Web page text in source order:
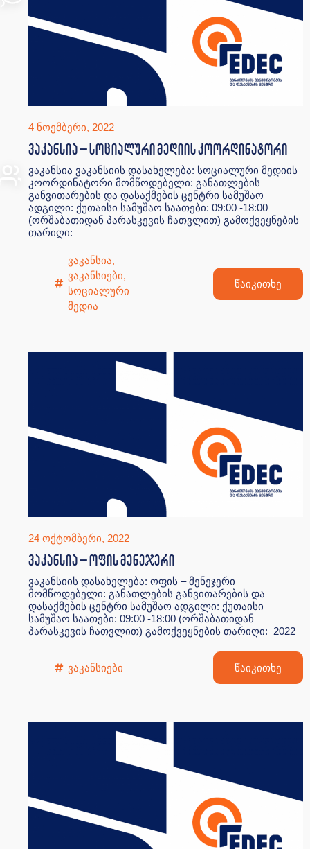
4 ნოემბერი, 2022
ვაკანსია – სოციალური მედიის კოორდინატორი
ვაკანსია ვაკანსიის დასახელება: სოციალური მედიის
კოორდინატორი მომწოდებელი: განათლების
განვითარების და დასაქმების ცენტრი სამუშაო
ადგილი: ქუთაისი სამუშაო საათები: 09:00 -18:00
(ორშაბათიდან პარასკევის ჩათვლით) გამოქვეყნების
თარიღი:
ვაკანსია,
ვაკანსიები,
სოციალური
მედია
წაიკითხე
24 ოქტომბერი, 2022
ვაკანსია – ოფის მენეჯერი
ვაკანსიის დასახელება: ოფის – მენეჯერი
მომწოდებელი: განათლების განვითარების და
დასაქმების ცენტრი სამუშაო ადგილი: ქუთაისი
სამუშაო საათები: 09:00 -18:00 (ორშაბათიდან
პარასკევის ჩათვლით) გამოქვეყნების თარიღი: 2022
ვაკანსიები წაიკითხე